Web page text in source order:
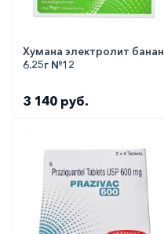
Хумана электролит банан
6.25г №12
3 140 руб.